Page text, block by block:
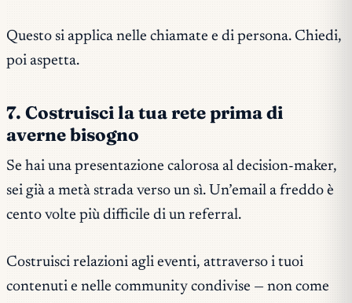
Questo si applica nelle chiamate e di persona. Chiedi,
poi aspetta.
7. Costruisci la tua rete prima di
averne bisogno
Se hai una presentazione calorosa al decision-maker,
sei già a metà strada verso un sì. Un’email a freddo è
cento volte più difficile di un referral.
Costruisci relazioni agli eventi, attraverso i tuoi
contenuti e nelle community condivise — non come